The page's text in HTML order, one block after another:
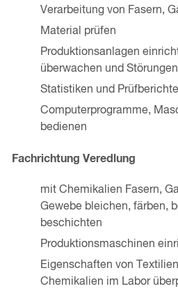
Verarbeitung von Fasern,
Material prüfen
Produktionsanlagen
überwachen und
Statistiken und
Computerprogramme,
bedienen
Fachrichtung Veredlung
mit Chemikalien Fasern,
Gewebe bleichen, färben,
beschichten
Produktionsmaschinen
Eigenschaften von
Chemikalien im Labor